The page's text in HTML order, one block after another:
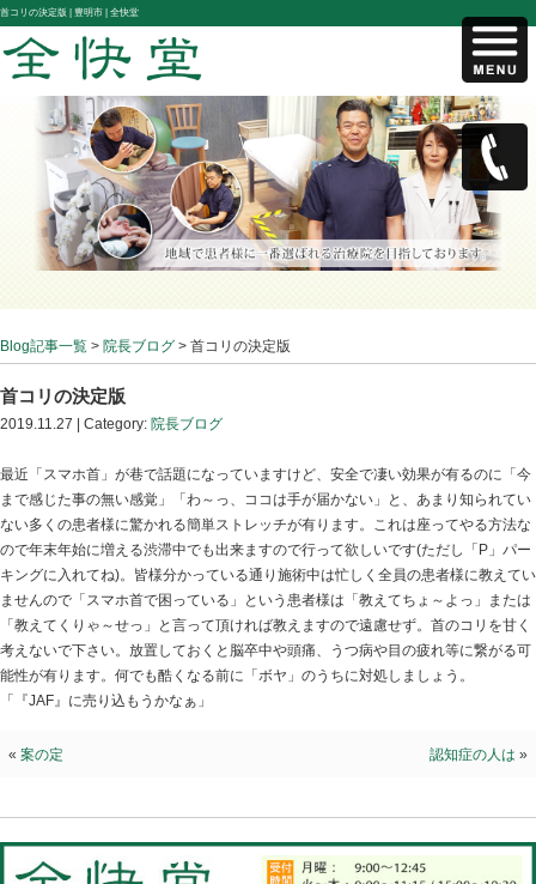
首コリの決定版 |豊明市 | 全快堂
Blog記事一覧>院長ブログ> 首コリの決定版
首コリの決定版
2019.11.27 | Category:院長ブログ
最近「スマホ首」が巷で話題になっていますけど、安全
ない多くの患者様に驚かれる簡単ストレッチが有ります
ませんので「スマホ首で困っている」という患者様は「